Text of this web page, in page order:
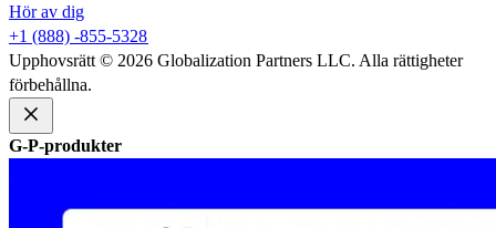
Hör av dig​​
+1 (888) -855-5328​​
Upphovsrätt © 2026 Globalization Partners LLC. Alla rättigheter
förbehållna.​​
G-P-produkter​​